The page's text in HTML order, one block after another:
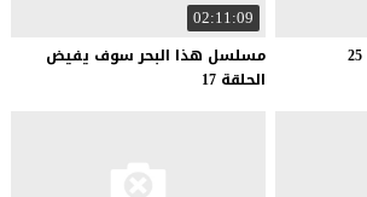
25
02:11:09
مسلسل هذا البحر سوف يفيض
الحلقة 17